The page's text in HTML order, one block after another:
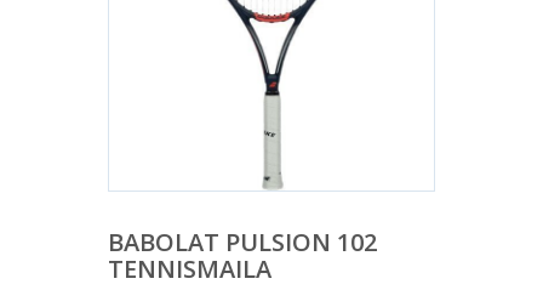
BABOLAT PULSION 102
TENNISMAILA